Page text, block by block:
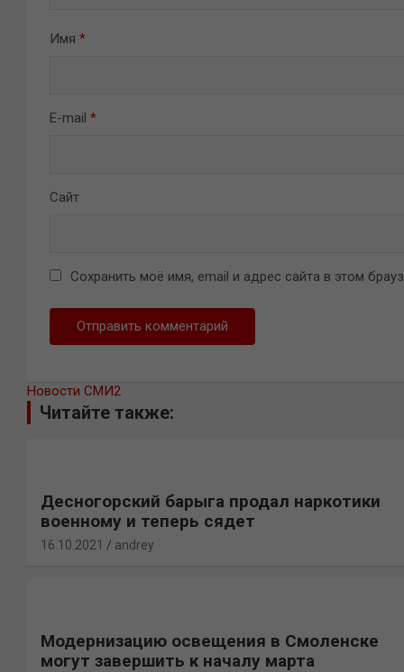
Имя *
E-mail *
Сайт
Сохранить моё имя, email и адрес сайта в этом
Новости СМИ2
Читайте также:
Десногорский барыга продал наркотики
военному и теперь сядет
16.10.2021 andrey
Модернизацию освещения в Смоленске
могут завершить к началу марта